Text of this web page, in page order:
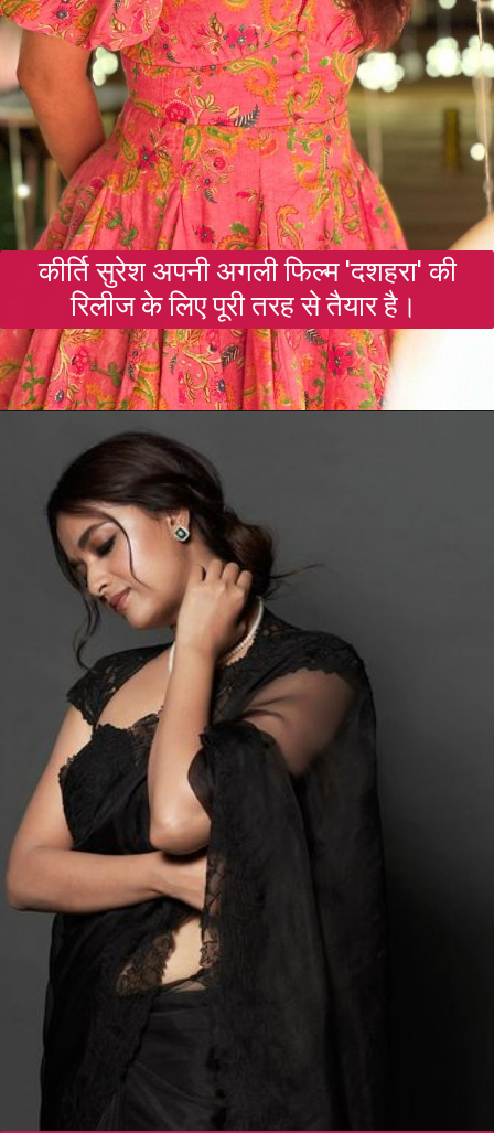
कीर्ति सुरेश अपनी अगली फिल्म 'दशहरा' की
रिलीज के लिए पूरी तरह से तैयार है।